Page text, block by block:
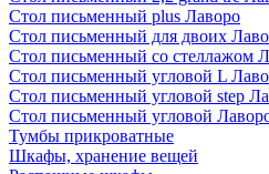
Стол письменный plus Лаворо
Стол письменный для двоих
Стол письменный со стеллажом
Стол письменный угловой L
Стол письменный угловой step
Стол письменный угловой
Тумбы прикроватные
Шкафы, хранение вещей